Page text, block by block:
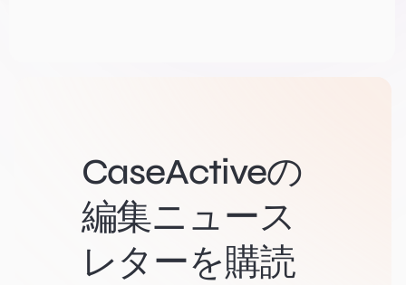
CaseActiveの
編集ニュース
レターを購読